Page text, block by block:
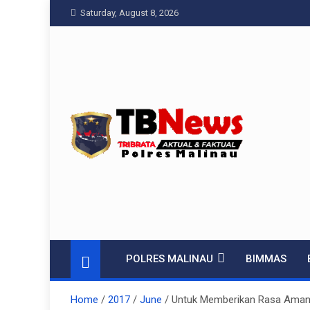
to
Saturday, August 8, 2026
POLRES MALINAU BIMMAS
Home 2017 June Untuk Memberikan Rasa